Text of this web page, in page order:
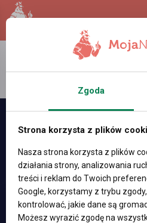
LANCASTER
36.7 °C
Zgoda
Strona korzysta z plików
Nasza strona korzysta z plików
działania strony, analizowania
treści i reklam do Twoich
Google, korzystamy z trybu
kontrolować, jakie dane są
Możesz wyrazić zgodę na